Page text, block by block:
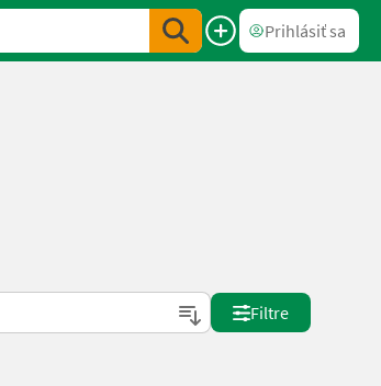
Prihlásiť sa
Filtre